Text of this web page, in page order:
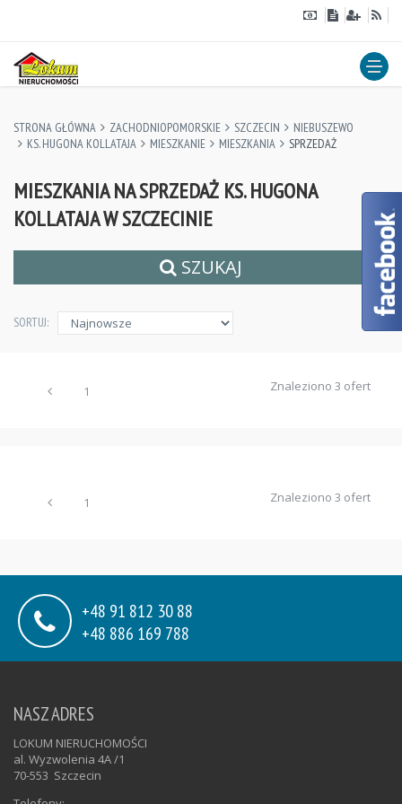
STRONA GŁÓWNA ZACHODNIOPOMORSKIE SZCZECIN
NIEBUSZEWO
KS. HUGONA KOLLATAJA
MIESZKANIE MIESZKANIA SPRZEDAŻ
MIESZKANIA NA SPRZEDAŻ KS. HUGONA
KOLLATAJA W SZCZECINIE
SZUKAJ
SORTUJ:
1 Znaleziono 3 ofert
1 Znaleziono 3 ofert
+48 91 812 30 88
+48 886 169 788
NASZ ADRES
LOKUM NIERUCHOMOŚCI
al. Wyzwolenia 4A /1
70-553 Szczecin